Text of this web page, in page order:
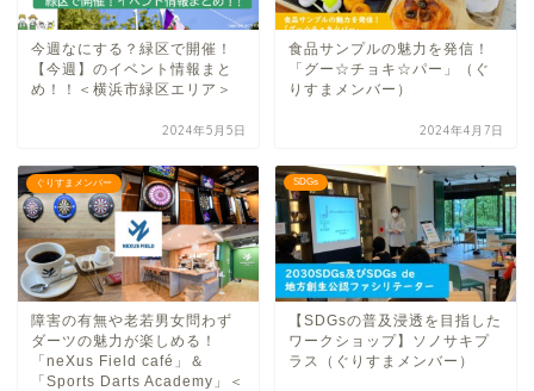
今週なにする？緑区で開催！
【今週】のイベント情報まと
め！！＜横浜市緑区エリア＞
2024年5月5日
食品サンプルの魅力を発信！
「グー☆チョキ☆パー」（ぐ
りすまメンバー）
2024年4月7日
ぐりすまメンバー
障害の有無や老若男女問わず
ダーツの魅力が楽しめる！
「neXus Field café」＆
「Sports Darts Academy」＜
SDGs
【SDGsの普及浸透を目指した
ワークショップ】ソノサキプ
ラス（ぐりすまメンバー）